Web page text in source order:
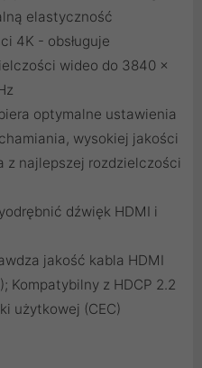
elastyczność
4K - obsługuje
wideo do 3840 x
optymalne ustawienia
wysokiej jakości
z najlepszej rozdzielczości
dźwięk HDMI i
jakość kabla HDMI
Kompatybilny z HDCP 2.2
użytkowej (CEC)